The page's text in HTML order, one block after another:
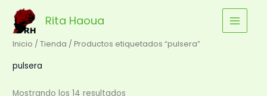
contenido
Rita Haoua
Inicio /Tienda / Productos etiquetados “pulsera”
pulsera
Mostrando los 14 resultados
alto